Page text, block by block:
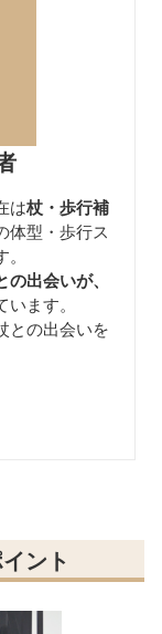
は杖・歩行補
体型・歩行ス
出会いが、
ます。
との出会いを
ント